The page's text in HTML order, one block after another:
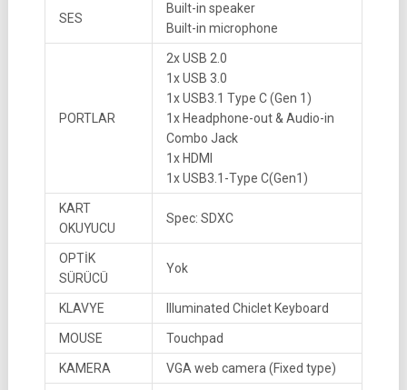
SES
Built-in speaker
Built-in microphone
PORTLAR
2x USB 2.0
1x USB 3.0
1x USB3.1 Type C (Gen 1)
1x Headphone-out & Audio-in
Combo Jack
1x HDMI
1x USB3.1-Type C(Gen1)
KART
OKUYUCU
Spec: SDXC
OPTİK
SÜRÜCÜ
Yok
KLAVYE Illuminated Chiclet Keyboard
MOUSE Touchpad
KAMERA VGA web camera (Fixed type)